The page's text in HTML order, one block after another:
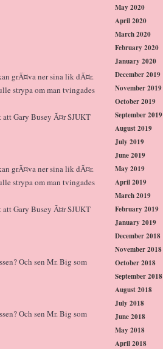
grÃ¤va ner sina lik dÃ¤r.
strypa om man tvingades
Gary Busey Ã¤r SJUKT
grÃ¤va ner sina lik dÃ¤r.
strypa om man tvingades
Gary Busey Ã¤r SJUKT
Och sen Mr. Big som
Och sen Mr. Big som
May 2020
April 2020
March 2020
February 2020
January 2020
December 2019
November 2019
October 2019
September 2019
August 2019
July 2019
June 2019
May 2019
April 2019
March 2019
February 2019
January 2019
December 2018
November 2018
October 2018
September 2018
August 2018
July 2018
June 2018
May 2018
April 2018